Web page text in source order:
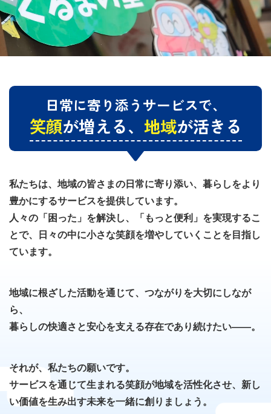
日常に寄り添うサービスで、
笑顔が増える、 地域が活きる
私たちは、地域の皆さまの日常に寄り添い、暮らしをより
豊かにするサービスを提供しています。
人々の「困った」を解決し、「もっと便利」を実現するこ
とで、日々の中に小さな笑顔を増やしていくことを目指し
ています。
地域に根ざした活動を通じて、つながりを大切にしなが
ら、
暮らしの快適さと安心を支える存在であり続けたい――。
それが、私たちの願いです。
サービスを通じて生まれる笑顔が地域を活性化させ、新し
い価値を生み出す未来を一緒に創りましょう。